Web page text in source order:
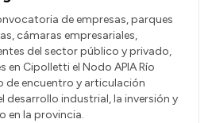
de empresas, parques
cámaras empresariales,
del sector público y privado,
en Cipolletti el Nodo APIA Río
de encuentro y articulación
desarrollo industrial, la inversión y
en la provincia.